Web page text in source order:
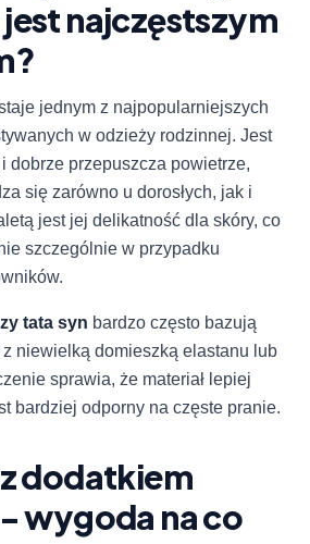
jest najczęstszym
jednym z najpopularniejszych
w odzieży rodzinnej. Jest
dobrze przepuszcza powietrze,
się zarówno u dorosłych, jak i
jest jej delikatność dla skóry, co
szczególnie w przypadku
tata syn bardzo często bazują
z niewielką domieszką elastanu lub
sprawia, że materiał lepiej
bardziej odporny na częste pranie.
dodatkiem
wygoda na co